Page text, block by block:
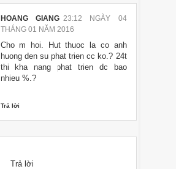
HOANG GIANG 23:12 NGÀY 04
THÁNG 01 NĂM 2016
Cho m hoi. Hut thuoc la co anh
huong den su phat trien cc ko.? 24t
thi kha nang phat trien dc bao
nhieu %.?
Trả lời
Trả lời